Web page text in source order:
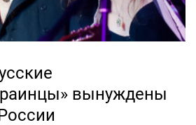
вынуждены